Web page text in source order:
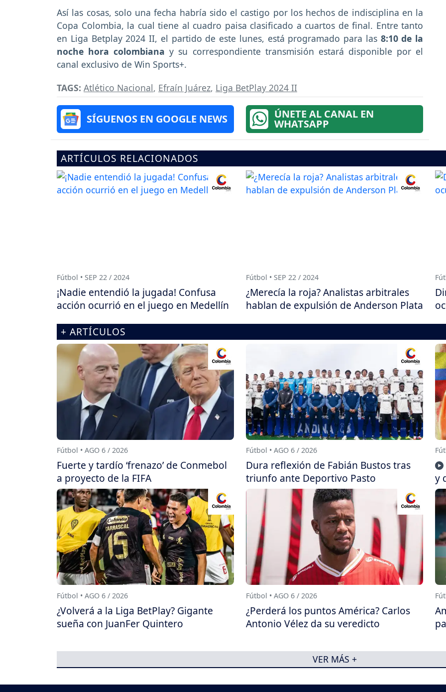
Así las cosas, solo una fecha habría sido el castigo por los hechos de indisciplina en la
Copa Colombia, la cual tiene al cuadro paisa clasificado a cuartos de final. Entre tanto
en Liga Betplay 2024 II, el partido de este lunes, está programado para las 8:10 de la
noche hora colombiana y su correspondiente transmisión estará disponible por el
canal exclusivo de Win Sports+.
TAGS: Atlético Nacional, Efraín Juárez, Liga BetPlay 2024 II
SÍGUENOS EN GOOGLE NEWS ÚNETE AL CANAL EN
WHATSAPP
ARTÍCULOS RELACIONADOS
Fútbol • SEP 22 / 2024
¡Nadie entendió la jugada! Confusa
acción ocurrió en el juego en Medellín
Fútbol • SEP 22 / 2024
¿Merecía la roja? Analistas arbitrales
hablan de expulsión de Anderson Plata
+ ARTÍCULOS
Fútbol • AGO 6 / 2026
Fuerte y tardío ‘frenazo’ de Conmebol
a proyecto de la FIFA
Fútbol • AGO 6 / 2026
Dura reflexión de Fabián Bustos tras
triunfo ante Deportivo Pasto
y
Fútbol • AGO 6 / 2026
¿Volverá a la Liga BetPlay? Gigante
sueña con JuanFer Quintero
Fútbol • AGO 6 / 2026
¿Perderá los puntos América? Carlos
Antonio Vélez da su veredicto
VER MÁS +